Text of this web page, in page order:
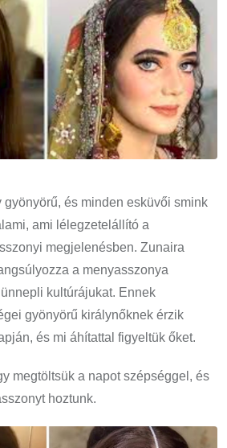
gyönyörű, és minden esküvői smink
ami lélegzetelállító a
megjelenésben. Zunaira
a menyasszonya
kultúrájukat. Ennek
gyönyörű királynőknek érzik
és mi áhítattal figyeltük őket.
megtöltsük a napot szépséggel, és
hoztunk.